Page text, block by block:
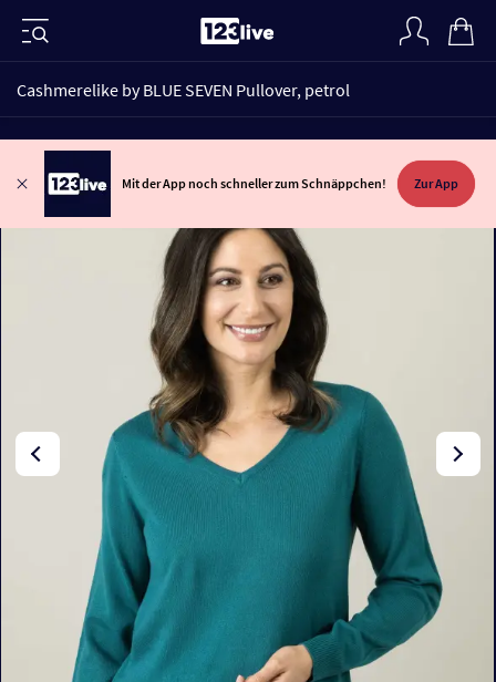
Cashmerelike by BLUE SEVEN Pullover, petrol
Mit der App noch schneller zum Schnäppchen! Zur App